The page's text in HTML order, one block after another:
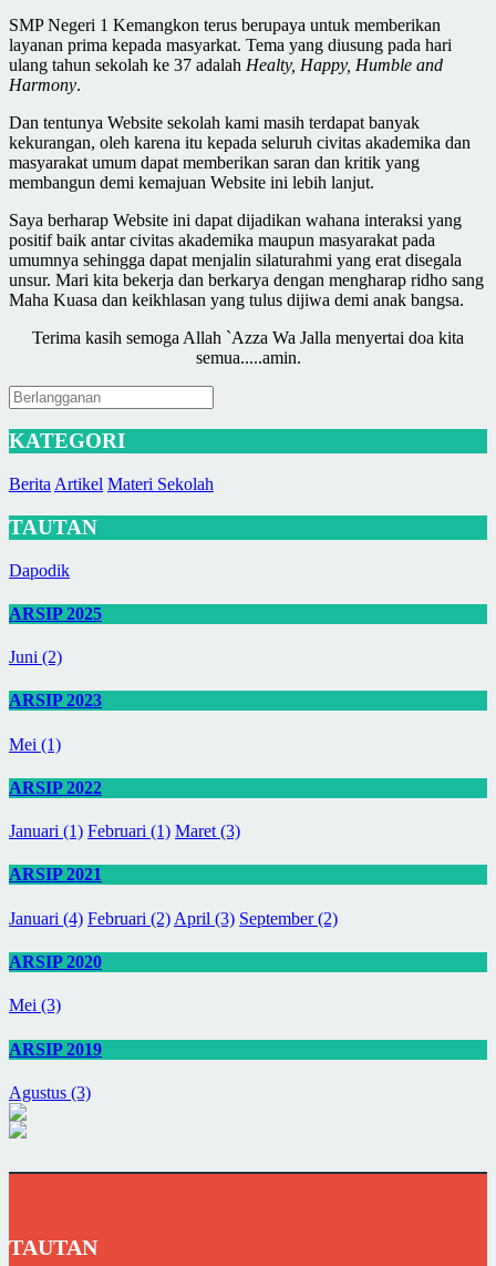
SMP Negeri 1 Kemangkon terus berupaya untuk memberikan
layanan prima kepada masyarkat. Tema yang diusung pada hari
ulang tahun sekolah ke 37 adalah Healty, Happy, Humble and
Harmony.
Dan tentunya Website sekolah kami masih terdapat banyak
kekurangan, oleh karena itu kepada seluruh civitas akademika dan
masyarakat umum dapat memberikan saran dan kritik yang
membangun demi kemajuan Website ini lebih lanjut.
Saya berharap Website ini dapat dijadikan wahana interaksi yang
positif baik antar civitas akademika maupun masyarakat pada
umumnya sehingga dapat menjalin silaturahmi yang erat disegala
unsur. Mari kita bekerja dan berkarya dengan mengharap ridho sang
Maha Kuasa dan keikhlasan yang tulus dijiwa demi anak bangsa.
Terima kasih semoga Allah `Azza Wa Jalla menyertai doa kita
semua.....amin.
KATEGORI
Berita Artikel Materi Sekolah
TAUTAN
Dapodik
ARSIP 2025
Juni (2)
ARSIP 2023
Mei (1)
ARSIP 2022
Januari (1) Februari (1) Maret (3)
ARSIP 2021
Januari (4) Februari (2) April (3) September (2)
ARSIP 2020
Mei (3)
ARSIP 2019
Agustus (3)
TAUTAN